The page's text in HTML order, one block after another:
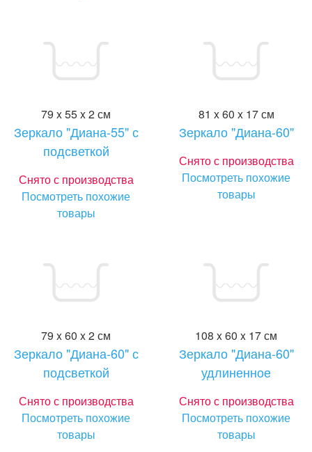
79 x 55 x 2 см
Зеркало "Диана-55" с
подсветкой
Снято с производства
Посмотреть похожие
товары
81 x 60 x 17 см
Зеркало "Диана-60"
Снято с производства
Посмотреть похожие
товары
79 x 60 x 2 см
Зеркало "Диана-60" с
подсветкой
Снято с производства
Посмотреть похожие
товары
108 x 60 x 17 см
Зеркало "Диана-60"
удлиненное
Снято с производства
Посмотреть похожие
товары